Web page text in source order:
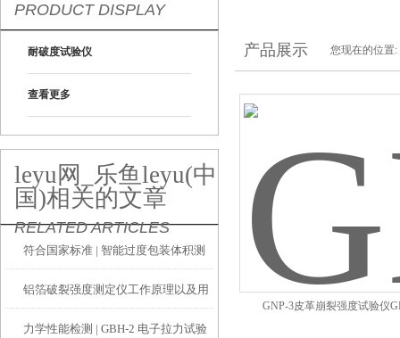
PRODUCT DISPLAY
耐破度试验仪
查看更多
leyu网_乐鱼leyu(中
国)相关的文章
RELATED ARTICLES
符合国家标准 | 智能过度包装体积测
量系统助力行业告别过度包装
铝箔破裂强度测定仪工作原理以及用
途
力学性能检测 | GBH-2 电子拉力试验
产品展示 您现在的位置:
GNP-3皮革崩裂强度试验仪